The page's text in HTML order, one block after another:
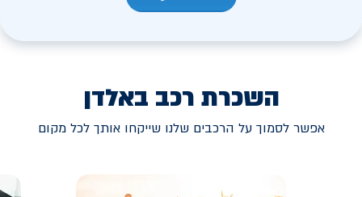
השכרת רכב באלדן
אפשר לסמוך על הרכבים שלנו שייקחו אותך לכל מקום